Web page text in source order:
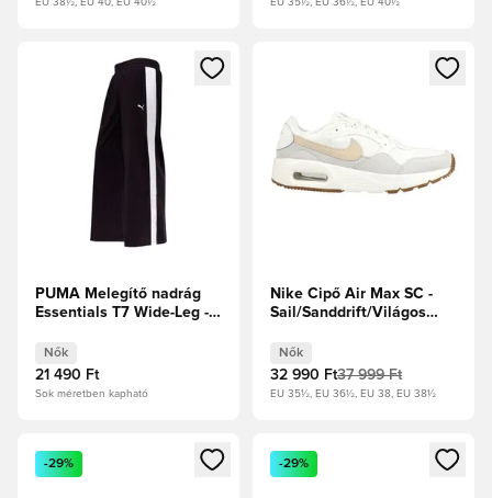
Megnyit egy modált a bejelentkezéshez vagy a tagként
PUMA Melegítő nadrág
Essentials T7 Wide-Leg -
Nők
21 490 Ft
Sok méretben kapható
Megnyit egy modált a
Nike Cipő Air Max SC -
Sail/Sanddrift/Világos
Nők
32 990 Ft37 999 Ft
EU 35½, EU 36½, EU 38, EU 38½
Megnyit egy modált a bejelentkezéshez vagy a tagként
-29%
Megnyit egy modált a
-29%